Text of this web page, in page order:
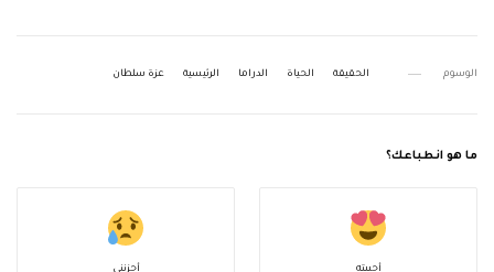
الوسوم الحقيقة الحياة الدراما الرئيسية عزة سلطان
ما هو انطباعك؟
أحببته أحزنني